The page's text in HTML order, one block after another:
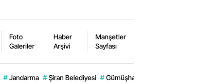
Foto
Galeriler
Haber
Arşivi
Manşetler
Sayfası
# Jandarma # Şiran Belediyesi # Gümüşhane Son Dakika.